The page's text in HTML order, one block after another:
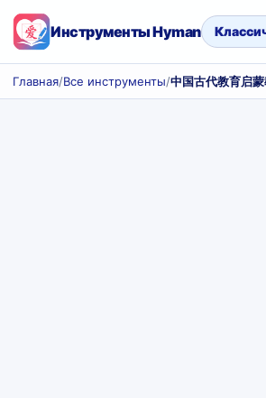
Инструменты Hyman
Главная/Все инструменты/中国古代教育启